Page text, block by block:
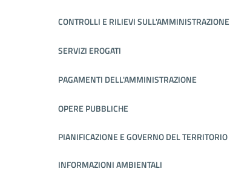
CONTROLLI E RILIEVI SULL'AMMINISTRAZIONE
SERVIZI EROGATI
PAGAMENTI DELL'AMMINISTRAZIONE
OPERE PUBBLICHE
PIANIFICAZIONE E GOVERNO DEL TERRITORIO
INFORMAZIONI AMBIENTALI